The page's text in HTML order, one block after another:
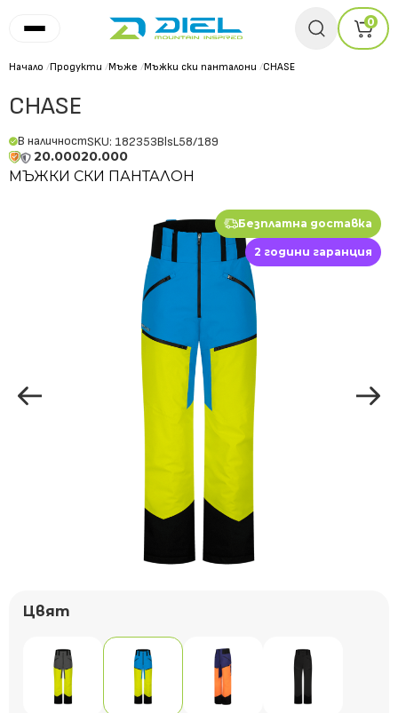
0
Начало /Продукти /Мъже /Мъжки ски панталони /CHASE
CHASE
В наличностSKU: 182353BlsL58/189
20.00020.000
МЪЖКИ СКИ ПАНТАЛОН
Безплатна доставка
2 години гаранция
Цвят